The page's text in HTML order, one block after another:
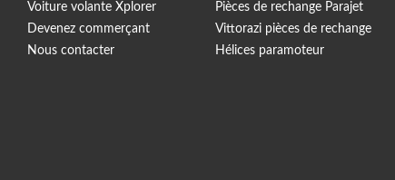
Voiture volante Xplorer
Devenez commerçant
Nous contacter
Pièces de rechange Parajet
Vittorazi pièces de rechange
Hélices paramoteur